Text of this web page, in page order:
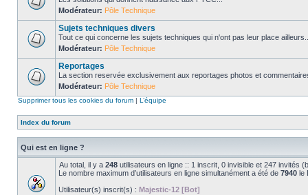
Modérateur: Pôle Technique
Sujets techniques divers
Tout ce qui concerne les sujets techniques qui n'ont pas leur place
Modérateur: Pôle Technique
Reportages
La section reservée exclusivement aux reportages photos et
Modérateur: Pôle Technique
Supprimer tous les cookies du forum | L’équipe
Index du forum
Qui est en ligne ?
Au total, il y a 248 utilisateurs en ligne :: 1 inscrit, 0 invisible et 247 invités
Le nombre maximum d’utilisateurs en ligne simultanément a été de 7940 le
Utilisateur(s) inscrit(s) : Majestic-12 [Bot]